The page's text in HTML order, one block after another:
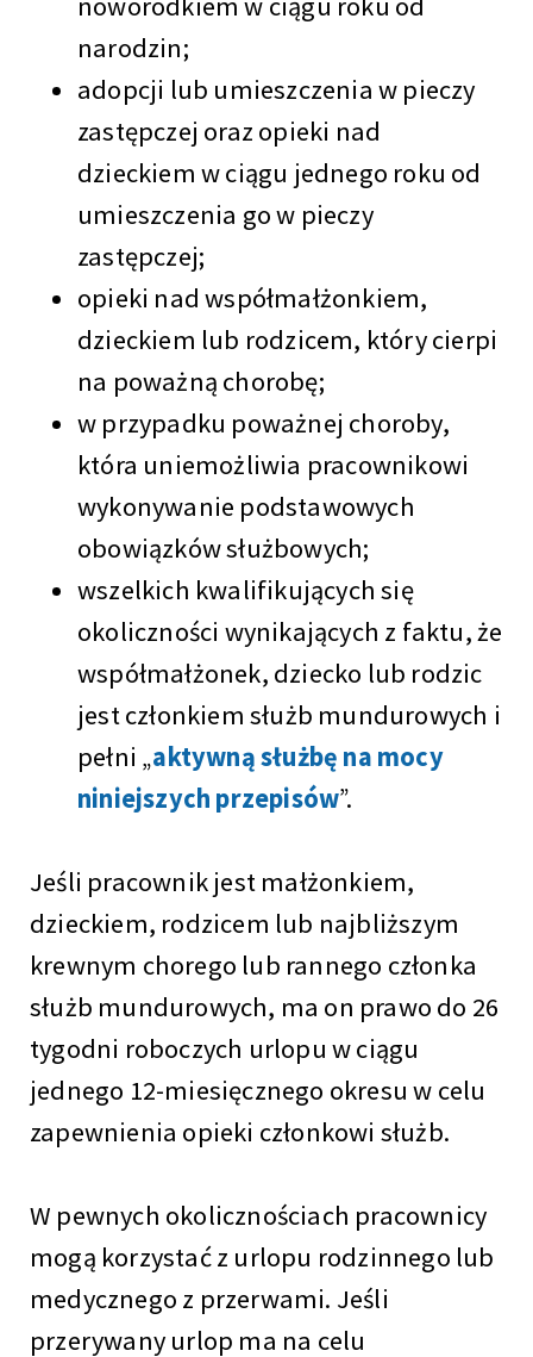
narodzin;
adopcji lub umieszczenia w pieczy
zastępczej oraz opieki nad
dzieckiem w ciągu jednego roku od
umieszczenia go w pieczy
zastępczej;
opieki nad współmałżonkiem,
dzieckiem lub rodzicem, który cierpi
na poważną chorobę;
w przypadku poważnej choroby,
która uniemożliwia pracownikowi
wykonywanie podstawowych
obowiązków służbowych;
wszelkich kwalifikujących się
okoliczności wynikających z faktu, że
współmałżonek, dziecko lub rodzic
jest członkiem służb mundurowych i
pełni „aktywną służbę na mocy
niniejszych przepisów”.
Jeśli pracownik jest małżonkiem,
dzieckiem, rodzicem lub najbliższym
krewnym chorego lub rannego członka
służb mundurowych, ma on prawo do 26
tygodni roboczych urlopu w ciągu
jednego 12-miesięcznego okresu w celu
zapewnienia opieki członkowi służb.
W pewnych okolicznościach pracownicy
mogą korzystać z urlopu rodzinnego lub
medycznego z przerwami. Jeśli
przerywany urlop ma na celu